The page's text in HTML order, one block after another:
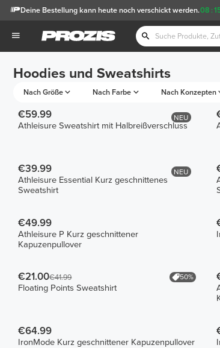
08 :
Deine Bestellung kann heute noch verschickt werden.
Hoodies und Sweatshirts
Nach Größe Nach Farbe Nach Konzepten
NEU
€59.99
Athleisure Sweatshirt mit Halbreißverschluss
NEU
€39.99
Athleisure Essential Kurz geschnittenes
Sweatshirt
€49.99
Athleisure P Kurz geschnittener
Kapuzenpullover
€21.00€41.99 50%
Floating Points Sweatshirt
€64.99
IronMode Kurz geschnittener Kapuzenpullover